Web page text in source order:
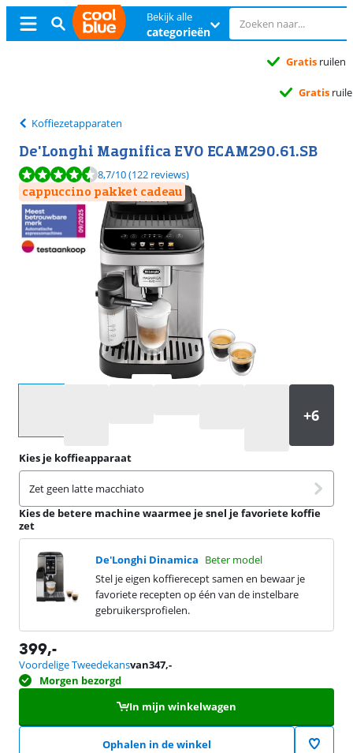
Bekijk alle
categorieën
Koffiezetapparaten
De'Longhi Magnifica EVO ECAM290.61.SB
Beoordeling is 8,7 van de 10, gebaseerd op 122 reviews.
8,7/10(122 reviews)
cappuccino pakket cadeau
Kies je koffieapparaat
Zet geen latte macchiato
Kies de betere machine waarmee je snel je favoriete koffie
zet
De'Longhi Dinamica Beter model
Stel je eigen koffierecept samen en bewaar je
favoriete recepten op één van de instelbare
gebruikersprofielen.
399,-
Voordelige Tweedekansvan347,-
Morgen bezorgd
In mijn winkelwagen
Ophalen in de winkel